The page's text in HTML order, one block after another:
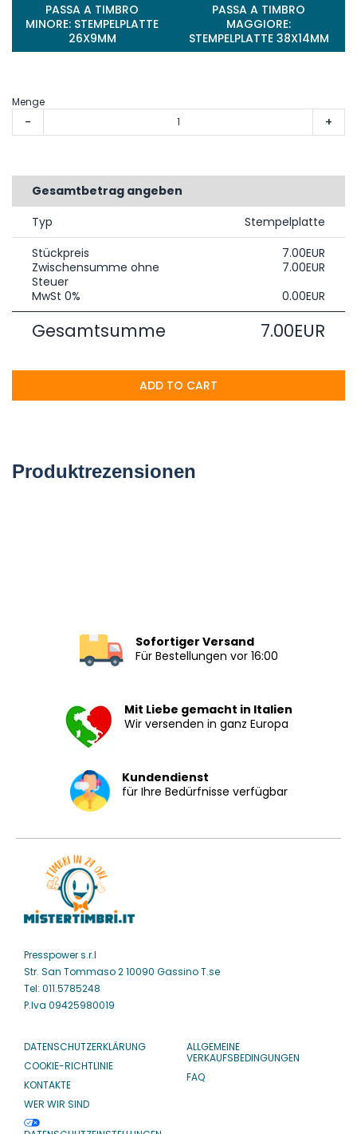
PASSA A TIMBRO
MINORE: STEMPELPLATTE
26X9MM
PASSA A TIMBRO
MAGGIORE:
STEMPELPLATTE 38X14MM
Produktrezensionen
Menge
- +
Gesamtbetrag angeben
Typ
Stempelplatte
Stückpreis
7.00EUR
Zwischensumme ohne
Steuer
7.00EUR
MwSt 0%
0.00EUR
Gesamtsumme 7.00EUR
ADD TO CART
Sofortiger Versand
Für Bestellungen vor 16:00
Mit Liebe gemacht in Italien
Wir versenden in ganz Europa
Kundendienst
für Ihre Bedürfnisse verfügbar
Presspower s.r.l
Str. San Tommaso 2 10090 Gassino T.se
Tel: 011.5785248
P.Iva 09425980019
DATENSCHUTZERKLÄRUNG
COOKIE-RICHTLINIE
KONTAKTE
WER WIR SIND
ALLGEMEINE
VERKAUFSBEDINGUNGEN
FAQ